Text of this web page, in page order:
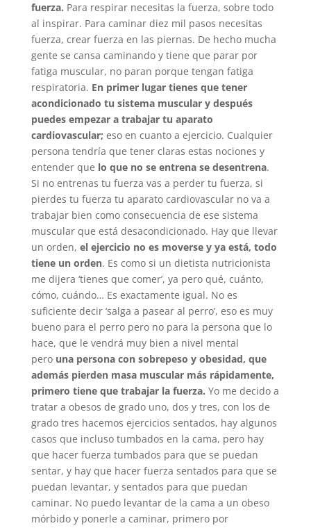
fuerza. Para respirar necesitas la fuerza, sobre todo
al inspirar. Para caminar diez mil pasos necesitas
fuerza, crear fuerza en las piernas. De hecho mucha
gente se cansa caminando y tiene que parar por
fatiga muscular, no paran porque tengan fatiga
respiratoria. En primer lugar tienes que tener
acondicionado tu sistema muscular y después
puedes empezar a trabajar tu aparato
cardiovascular; eso en cuanto a ejercicio. Cualquier
persona tendría que tener claras estas nociones y
entender que lo que no se entrena se desentrena.
Si no entrenas tu fuerza vas a perder tu fuerza, si
pierdes tu fuerza tu aparato cardiovascular no va a
trabajar bien como consecuencia de ese sistema
muscular que está desacondicionado. Hay que llevar
un orden, el ejercicio no es moverse y ya está, todo
tiene un orden. Es como si un dietista nutricionista
me dijera ‘tienes que comer’, ya pero qué, cuánto,
cómo, cuándo… Es exactamente igual. No es
suficiente decir ‘salga a pasear al perro’, eso es muy
bueno para el perro pero no para la persona que lo
hace, que le vendrá muy bien a nivel mental
pero una persona con sobrepeso y obesidad, que
además pierden masa muscular más rápidamente,
primero tiene que trabajar la fuerza. Yo me decido a
tratar a obesos de grado uno, dos y tres, con los de
grado tres hacemos ejercicios sentados, hay algunos
casos que incluso tumbados en la cama, pero hay
que hacer fuerza tumbados para que se puedan
sentar, y hay que hacer fuerza sentados para que se
puedan levantar, y sentados para que puedan
caminar. No puedo levantar de la cama a un obeso
mórbido y ponerle a caminar, primero por